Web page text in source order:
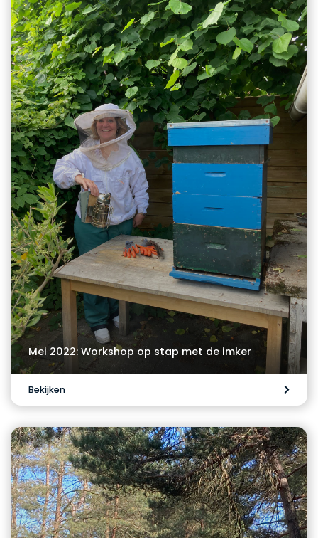
Mei 2022: Workshop op stap met de imker
Bekijken